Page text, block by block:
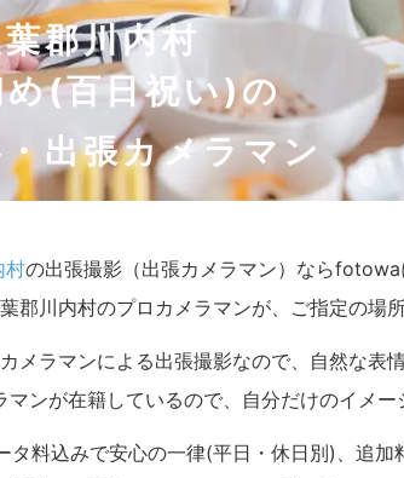
郡川内村
め(百日祝い)の
出張カメラマン
村の出張撮影（出張カメラマン）ならfotowa
郡川内村のプロカメラマンが、ご指定の場
メラマンによる出張撮影なので、自然な表
ンが在籍しているので、自分だけのイメー
タ料込みで安心の一律(平日・休日別)、追加